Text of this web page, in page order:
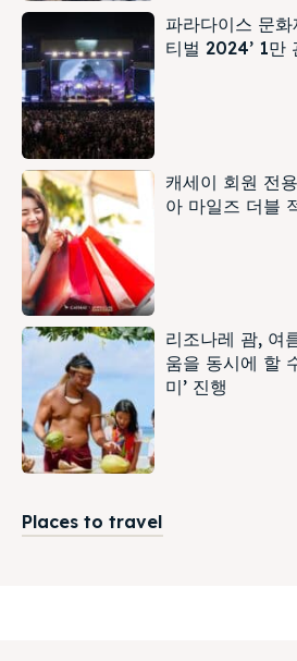
파라다이스 문
티벌 2024’ 1만
캐세이 회원 전
아 마일즈 더블
리조나레 괌, 여
움을 동시에 할
미’ 진행
Places to travel